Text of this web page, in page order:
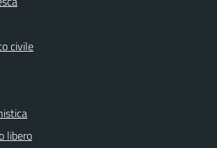
civile
libero